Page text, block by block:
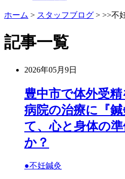
ホーム > スタッフブログ > >>不
記事一覧
2026年05月9日
豊中市で体外受精
病院の治療に『
て、心と身体の
か？
●不妊鍼灸